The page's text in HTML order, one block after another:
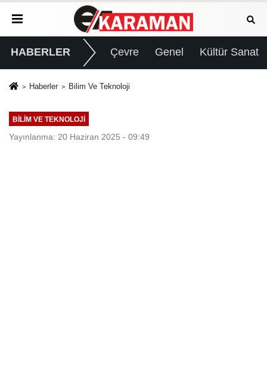
HABERLER Çevre Genel Kültür Sanat
Haberler Bilim Ve Teknoloji
BILIM VE TEKNOLOJI
Yayınlanma: 20 Haziran 2025 - 09:49